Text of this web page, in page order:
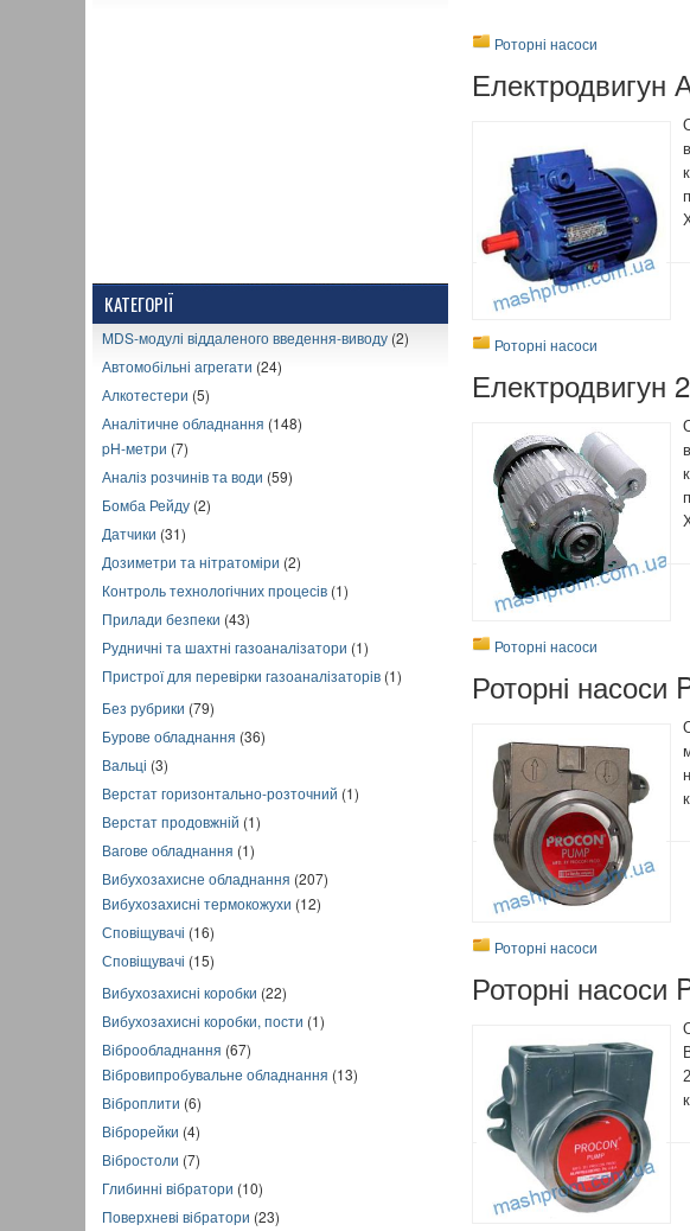
КАТЕГОРІЇ
MDS-модулі віддаленого введення-виводу (2)
Автомобільні агрегати (24)
Алкотестери (5)
Аналітичне обладнання (148)
pH-метри (7)
Аналіз розчинів та води (59)
Бомба Рейду (2)
Датчики (31)
Дозиметри та нітратоміри (2)
Контроль технологічних процесів (1)
Прилади безпеки (43)
Рудничні та шахтні газоаналізатори (1)
Пристрої для перевірки газоаналізаторів (1)
Без рубрики (79)
Бурове обладнання (36)
Вальці (3)
Верстат горизонтально-розточний (1)
Верстат продовжній (1)
Вагове обладнання (1)
Вибухозахисне обладнання (207)
Вибухозахисні термокожухи (12)
Сповіщувачі (16)
Сповіщувачі (15)
Вибухозахисні коробки (22)
Вибухозахисні коробки, пости (1)
Віброобладнання (67)
Вібровипробувальне обладнання (13)
Віброплити (6)
Віброрейки (4)
Вібростоли (7)
Глибинні вібратори (10)
Поверхневі вібратори (23)
Роторні насоси
Електродвигун
Роторні насоси
Електродвигун
Роторні насоси
Роторні
Роторні насоси
Роторні насоси